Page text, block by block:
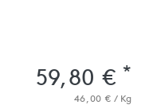
59,80 € *
46,00 € / Kg